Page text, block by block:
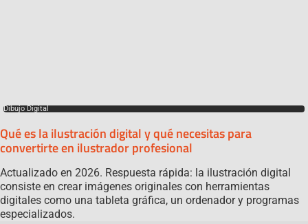
Dibujo Digital
Qué es la ilustración digital y qué necesitas para
convertirte en ilustrador profesional
Actualizado en 2026. Respuesta rápida: la ilustración digital
consiste en crear imágenes originales con herramientas
digitales como una tableta gráfica, un ordenador y programas
especializados.